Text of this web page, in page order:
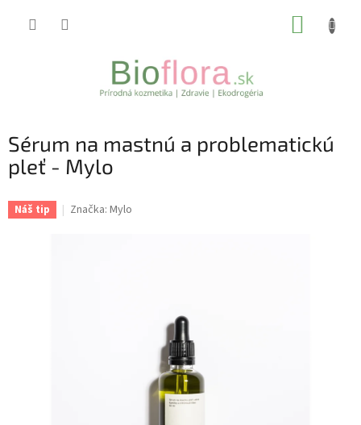
Sérum na mastnú a problematickú
pleť - Mylo
Náš tip Značka: Mylo